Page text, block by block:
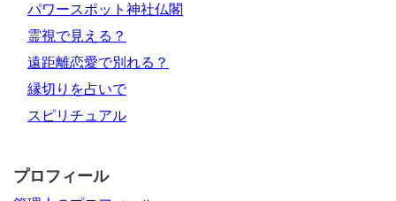
パワースポット神社仏閣
霊視で見える？
遠距離恋愛で別れる？
縁切りを占いで
スピリチュアル
プロフィール